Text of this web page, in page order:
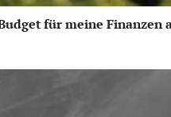
für meine Finanzen